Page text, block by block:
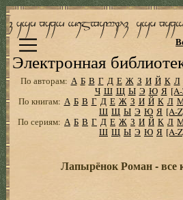
Электронная
По авторам: А Б В Г Д Е Ж З И Й К Л
Ч Ш Щ Ы Э Ю Я
По книгам: А Б В Г Д Е Ж З И Й К Л
Ш Щ Ы Э Ю Я [A-
По сериям: А Б В Г Д Е Ж З И Й К Л
Ш Щ Ы Э Ю Я [A-
Лапырёнок Роман - все